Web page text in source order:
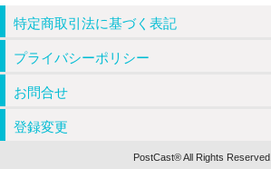
特定商取引法に基づく表記
プライバシーポリシー
お問合せ
登録変更
PostCast® All Rights Reserved.